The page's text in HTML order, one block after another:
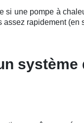
si une pompe à
assez rapidement (en